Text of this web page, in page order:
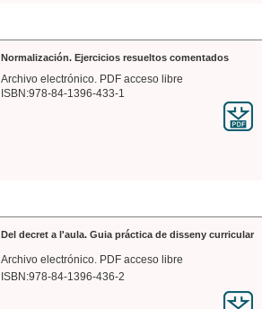
Normalización. Ejercicios resueltos comentados
Archivo electrónico. PDF acceso libre
ISBN:978-84-1396-433-1
Del decret a l'aula. Guia práctica de disseny curricular
Archivo electrónico. PDF acceso libre
ISBN:978-84-1396-436-2